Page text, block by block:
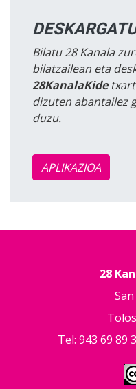
Bilatu 28 Kanala
bilatzailean eta
28KanalaKide
dizuten abantailez
duzu.
APLIKAZIOA
28
Tel: 943 69 89